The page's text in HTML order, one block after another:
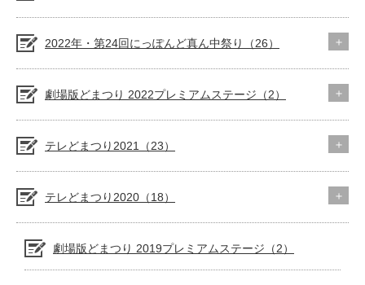
2022年・第24回にっぽんど真ん中祭り（26）
劇場版どまつり 2022プレミアムステージ（2）
テレどまつり2021（23）
テレどまつり2020（18）
劇場版どまつり 2019プレミアムステージ（2）